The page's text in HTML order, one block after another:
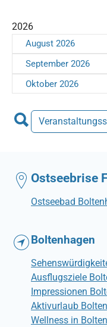
2026
August 2026
September 2026
Oktober 2026
Ostseebrise
Ostseebad
Boltenhagen
Ausflugsziele
Impressionen
Aktivurlaub
Wellness in